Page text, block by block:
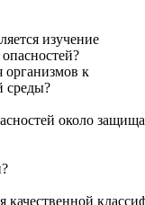
изучение
опасностей?
организмов к
среды?
около
?
качественной